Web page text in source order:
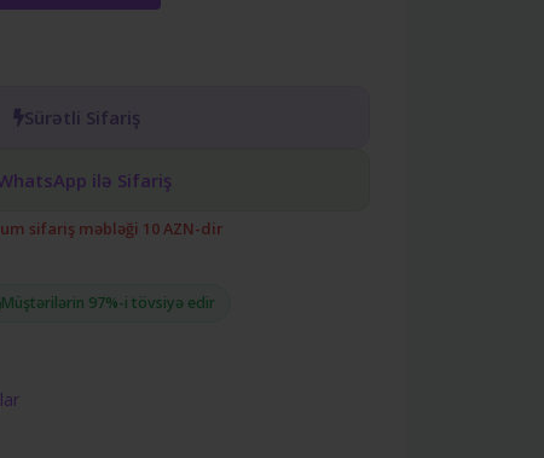
Sürətli Sifariş
ilə Sifariş
sifariş məbləği 10 AZN-dir
Müştərilərin 97%-i tövsiyə edir